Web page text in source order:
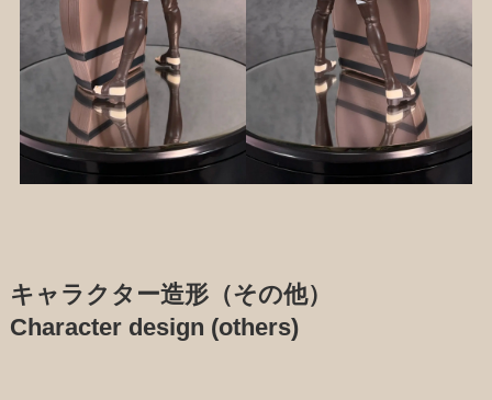
キャラクター造形（その他）
Character design (others)